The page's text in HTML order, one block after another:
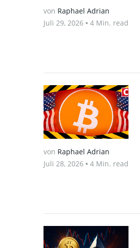
von Raphael Adrian
Juli 29, 2026 • 4 Min. read
von Raphael Adrian
Juli 28, 2026 • 4 Min. read